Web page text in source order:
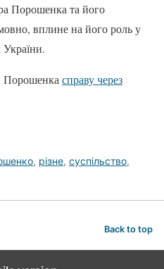
Порошенка та його
вплине на його роль у
України.
Порошенка справу через
, різне, суспільство,
Back to top